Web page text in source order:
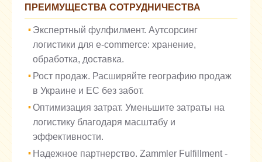
ПРЕИМУЩЕСТВА СОТРУДНИЧЕСТВА
Экспертный фулфилмент. Аутсорсинг
логистики для e-commerce: хранение,
обработка, доставка.
Рост продаж. Расширяйте географию продаж
в Украине и ЕС без забот.
Оптимизация затрат. Уменьшите затраты на
логистику благодаря масштабу и
эффективности.
Надежное партнерство. Zammler Fulfillment -